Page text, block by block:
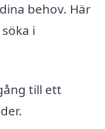
behov. Här
i
till ett